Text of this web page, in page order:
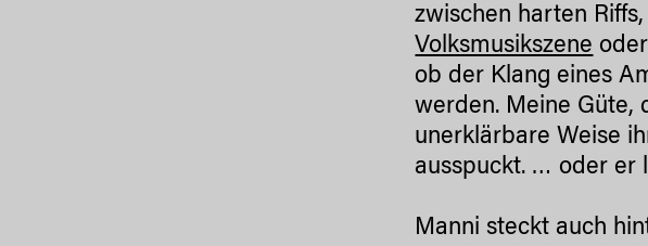
zwischen harten
Volksmusikszene
ob der Klang eines
werden. Meine Güte,
unerklärbare Weise
ausspuckt. … oder er
Manni steckt auch